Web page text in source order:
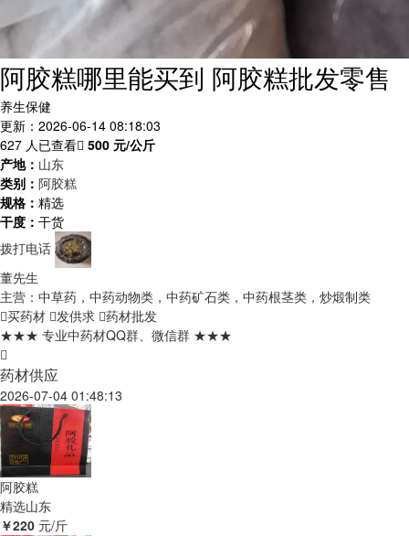
阿胶糕哪里能买到 阿胶糕批发零售
养生保健
更新：2026-06-14 08:18:03
627 人已查看 500 元/公斤
产地： 山东
类别： 阿胶糕
规格： 精选
干度： 干货
拨打电话
董先生
主营：中草药，中药动物类，中药矿石类，中药根茎类，炒煅制类
买药材 发供求 药材批发
★★★ 专业中药材QQ群、微信群 ★★★
药材供应
2026-07-04 01:48:13
阿胶糕
精选山东
￥220 元/斤